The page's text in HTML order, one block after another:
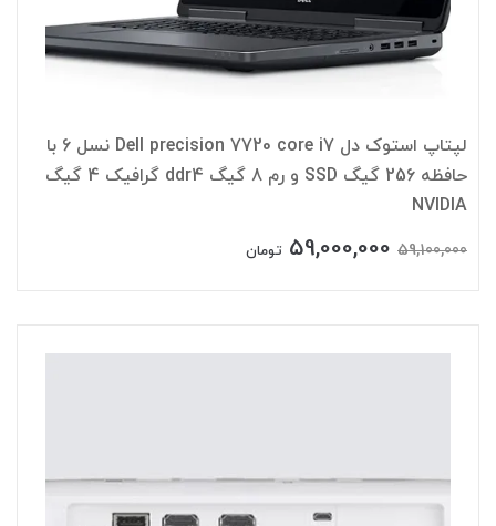
لپتاپ استوک دل Dell precision 7720 core i7 نسل 6 با
حافظه 256 گیگ SSD و رم 8 گیگ ddr4 گرافیک 4 گیگ
NVIDIA
59,100,000
59,000,000 تومان